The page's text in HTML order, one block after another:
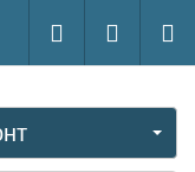
Поиск
Вход на